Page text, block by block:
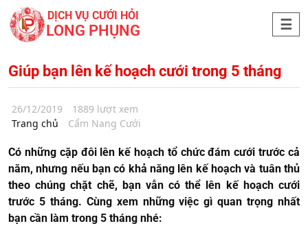
DỊCH VỤ CƯỚI HỎI
LONG PHỤNG
Giúp bạn lên kế hoạch cưới trong 5 tháng
26/12/2019
1889 lượt xem
Trang chủ
Cẩm Nang Cưới
Có những cặp đôi lên kế hoạch tổ chức đám cưới trước cả
năm, nhưng nếu bạn có khả năng lên kế hoạch và tuân thủ
theo chúng chặt chẽ, bạn vẫn có thể lên kế hoạch cưới
trước 5 tháng. Cùng xem những việc gì quan trọng nhất
bạn cần làm trong 5 tháng nhé: